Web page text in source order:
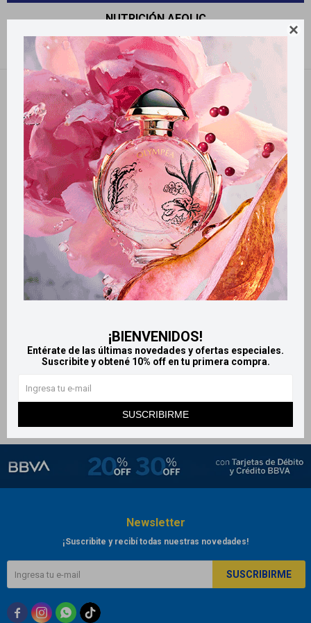

¡BIENVENIDOS!
Entérate de las últimas novedades y ofertas especiales.
Suscribite y obtené 10% off en tu primera compra.
SUSCRIBIRME
NUTRICIÓN AFOLIC
Filtrando por: Nutrición Afolic Quitar filtros
Llega HOY
HOY
Afolic 0,8mg x30
$ 421 $ 468
Newsletter
¡Suscribite y recibí todas nuestras novedades!
SUSCRIBIRME
  